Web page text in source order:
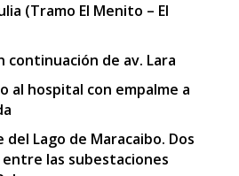
(Tramo El Menito – El
continuación de av. Lara
al hospital con empalme a
Lago de Maracaibo. Dos
las subestaciones